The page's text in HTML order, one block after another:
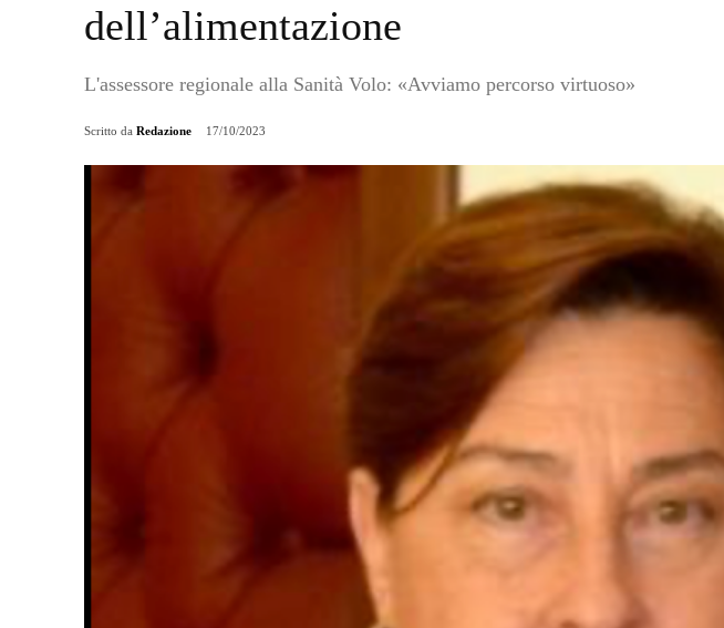
dell’alimentazione
L'assessore regionale alla Sanità Volo: «Avviamo percorso virtuoso»
Scritto da Redazione 17/10/2023